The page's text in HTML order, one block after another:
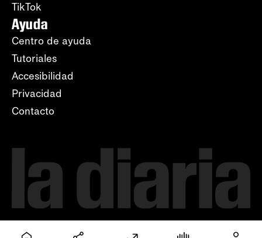
TikTok
Ayuda
Centro de ayuda
Tutoriales
Accesibilidad
Privacidad
Contacto